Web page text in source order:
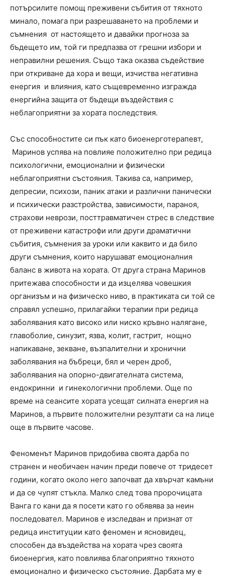
потърсилите помощ преживени събития от тяхното
минало, помага при разрешаването на проблеми и
съмнения от настоящето и давайки прогноза за
бъдещето им, той ги предпазва от грешни избори и
неправилни решения. Също така оказва съдействие
при откриване да хора и вещи, изчиства негативна
енергия и влияния, като същевременно изгражда
енергийна защита от бъдещи въздействия с
неблагоприятни за хората последствия.
Със способностите си пък като биоенерготерапевт,
Маринов успява на повлияе положително при редица
психологични, емоционални и физически
неблагоприятни състояния. Такива са, например,
депресии, психози, паник атаки и различни панически
и психически разстройства, зависимости, параноя,
страхови неврози, посттравматичен стрес в следствие
от преживени катастрофи или други драматични
събития, съмнения за уроки или каквито и да било
други съмнения, които нарушават емоционалния
баланс в живота на хората. От друга страна Маринов
притежава способности и да изцелява човешкия
организъм и на физическо ниво, в практиката си той се
справял успешно, прилагайки терапии при редица
заболявания като високо или ниско кръвно налягане,
главоболие, синузит, язва, колит, гастрит, нощно
напикаване, зекване, възпалителни и хронични
заболявания на бъбреци, бял и черен дроб,
заболявания на опорно-двигателната система,
ендокринни и гинекологични проблеми. Още по
време на сеансите хората усещат силната енергия на
Маринов, а първите положителни резултати са на лице
още в първите часове.
Феноменът Маринов придобива своята дарба по
странен и необичаен начин преди повече от тридесет
години, когато около него започват да хвърчат камъни
и да се чупят стъкла. Малко след това пророчицата
Ванга го кани да я посети като го обявява за неин
последовател. Маринов е изследван и признат от
редица институции като феномен и ясновидец,
способен да въздейства на хората чрез своята
биоенергия, като повлиява благоприятно тяхното
емоционално и физическо състояние. Дарбата му е